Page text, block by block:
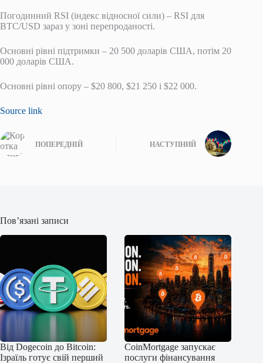
Погодинний RSI (індекс відносної сили) – RSI для
BTC/USD зараз у зоні перепроданості.
Основні рівні підтримки – 20 500 доларів США, потім 20
000 доларів США.
Основні рівні опору – $20 800, $21 250 і $22 000.
Source link
ПОПЕРЕДНІЙ НАСТУПНИЙ
Пов’язані записи
Від Dogecoin до Bitcoin:
Ізраїль готує свій перший
CoinMortgage запускає
послуги фінансування